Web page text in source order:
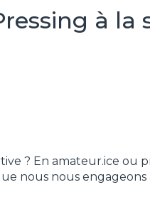
à la
? En amateur.ice ou
nous nous